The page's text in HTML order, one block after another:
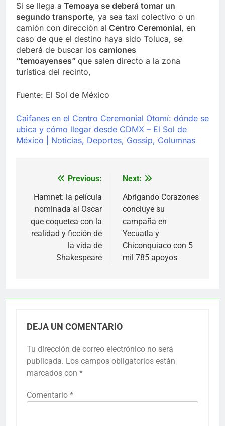
Si se llega a Temoaya se deberá tomar un
segundo transporte, ya sea taxi colectivo o un
camión con dirección al Centro Ceremonial, en
caso de que el destino haya sido Toluca, se
deberá de buscar los camiones
“temoayenses” que salen directo a la zona
turística del recinto,
Fuente: El Sol de México
Caifanes en el Centro Ceremonial Otomí: dónde se
ubica y cómo llegar desde CDMX – El Sol de
México | Noticias, Deportes, Gossip, Columnas
Navegación
de
entradas
Previous:
Hamnet: la película
nominada al Oscar
que coquetea con la
realidad y ficción de
la vida de
Shakespeare
Next:
Abrigando Corazones
concluye su
campaña en
Yecuatla y
Chiconquiaco con 5
mil 785 apoyos
DEJA UN COMENTARIO
Tu dirección de correo electrónico no será
publicada. Los campos obligatorios están
marcados con *
Comentario *